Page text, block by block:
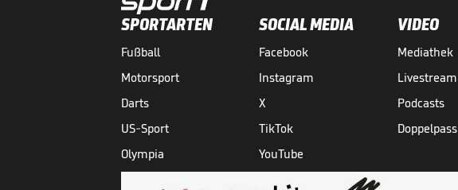
SPORTARTEN
Fußball
Motorsport
Darts
US-Sport
Olympia
SOCIAL MEDIA
Facebook
Instagram
X
TikTok
YouTube
VIDEO
Mediathek
Livestream
Podcasts
Doppelpass